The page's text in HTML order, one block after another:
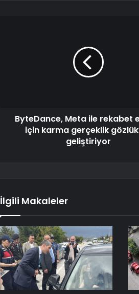
ByteDance, Meta ile rekabet
için karma gerçeklik
geliştiriyor
İlgili Makaleler